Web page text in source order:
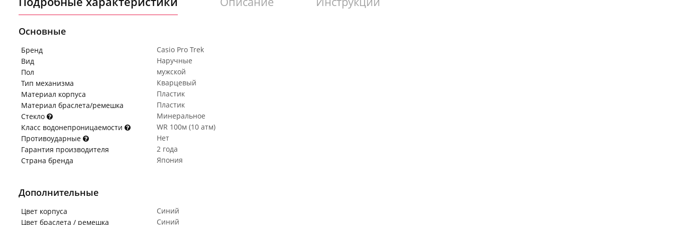
Основные
Бренд
Casio Pro Trek
Вид
Наручные
Пол
мужской
Тип механизма
Кварцевый
Материал корпуса
Пластик
Материал браслета/ремешка
Пластик
Стекло
Минеральное
Класс водонепроницаемости
WR 100м (10 атм)
Противоударные
Нет
Гарантия производителя
2 года
Страна бренда
Япония
Дополнительные
Цвет корпуса
Синий
Цвет браслета / ремешка
Синий